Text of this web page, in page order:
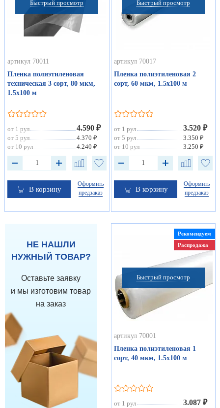
Быстрый просмотр
артикул 70011
Пленка полиэтиленовая
техническая 3 сорт, 80 мкм,
1.5х100 м
от 1 рул 4.590 ₽
от 5 рул
4.370 ₽
от 10 рул
4.240 ₽
В корзину
Оформить
предзаказ
Быстрый просмотр
артикул 70017
Пленка полиэтиленовая 2
сорт, 60 мкм, 1.5х100 м
от 1 рул 3.520 ₽
от 5 рул
3.350 ₽
от 10 рул
3.250 ₽
В корзину
Оформить
предзаказ
НЕ НАШЛИ
НУЖНЫЙ ТОВАР?
Оставьте заявку
и мы изготовим товар
на заказ
Быстрый просмотр
Рекомендуем
Распродажа
артикул 70001
Пленка полиэтиленовая 1
сорт, 40 мкм, 1.5х100 м
от 1 рул 3.087 ₽